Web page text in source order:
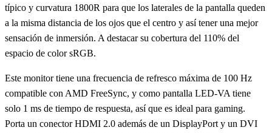
típico y curvatura 1800R para que los laterales de la pantalla queden
a la misma distancia de los ojos que el centro y así tener una mejor
sensación de inmersión. A destacar su cobertura del 110% del
espacio de color sRGB.
Este monitor tiene una frecuencia de refresco máxima de 100 Hz
compatible con AMD FreeSync, y como pantalla LED-VA tiene
solo 1 ms de tiempo de respuesta, así que es ideal para gaming.
Porta un conector HDMI 2.0 además de un DisplayPort y un DVI